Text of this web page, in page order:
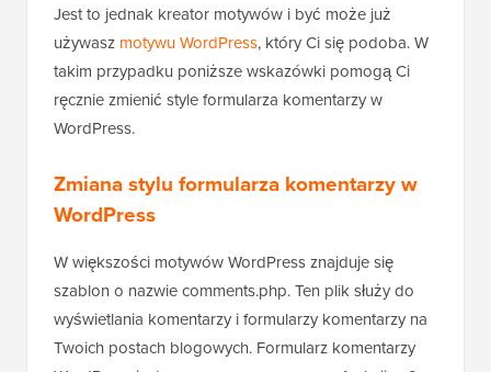
Jest to jednak kreator motywów i być może już
używasz motywu WordPress, który Ci się podoba. W
takim przypadku poniższe wskazówki pomogą Ci
ręcznie zmienić style formularza komentarzy w
WordPress.
Zmiana stylu formularza komentarzy w
WordPress
W większości motywów WordPress znajduje się
szablon o nazwie comments.php. Ten plik służy do
wyświetlania komentarzy i formularzy komentarzy na
Twoich postach blogowych. Formularz komentarzy